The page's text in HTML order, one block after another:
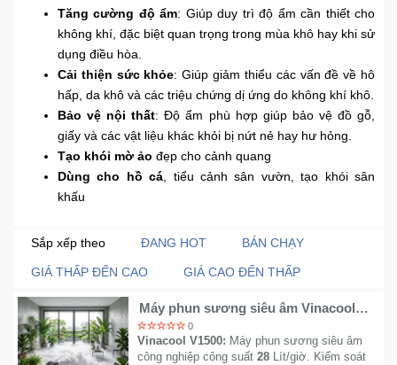
Đồng
Hồ
Tăng cường độ ẩm: Giúp duy trì độ ẩm cần thiết cho
không khí, đặc biệt quan trọng trong mùa khô hay khi sử
dụng điều hòa.
Cải thiện sức khỏe: Giúp giảm thiểu các vấn đề về hô
hấp, da khô và các triệu chứng dị ứng do không khí khô.
Bảo vệ nội thất: Độ ẩm phù hợp giúp bảo vệ đồ gỗ,
giấy và các vật liệu khác khỏi bị nứt nẻ hay hư hỏng.
Tạo khói mờ ảo đẹp cho cảnh quang
Dùng cho hồ cá , tiểu cảnh sân vườn, tạo khói sân
khấu
Sắp xếp theo ĐANG HOT BÁN CHẠY
GIÁ THẤP ĐẾN CAO GIÁ CAO ĐẾN THẤP
Máy phun sương siêu âm Vinacool
V1500
0
Vinacool V1500: Máy phun sương siêu âm
công nghiệp công suất 28 Lít/giờ. Kiểm soát